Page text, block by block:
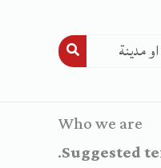
Who we are
Suggested